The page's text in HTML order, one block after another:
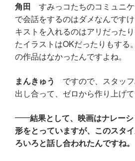
角田 すみっコたちのコミュニ
で会話をするのはダメなんです
キストを入れるのはアリだった
たイラストはOKだったりもする
の作品はなかったんですよね。
まんきゅう
ですので、スタッ
出し合って、ゼロから作り上げて
結果として、映画はナレー
形をとっていますが、このスタ
ろいろと話し合われたんですね。